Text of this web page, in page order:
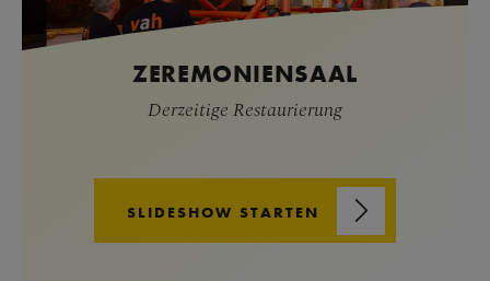
ZEREMONIENSAAL
Derzeitige Restaurierung
SLIDESHOW STARTEN